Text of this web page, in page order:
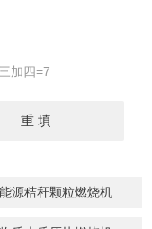
加四=7
源秸秆颗粒燃烧机